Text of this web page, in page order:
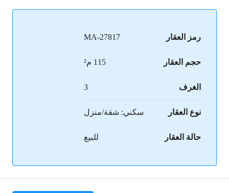
رمز العقار MA-27817
حجم العقار 115 م²
الغرف 3
نوع العقار سكني: شقة/منزل
حالة العقار للبيع